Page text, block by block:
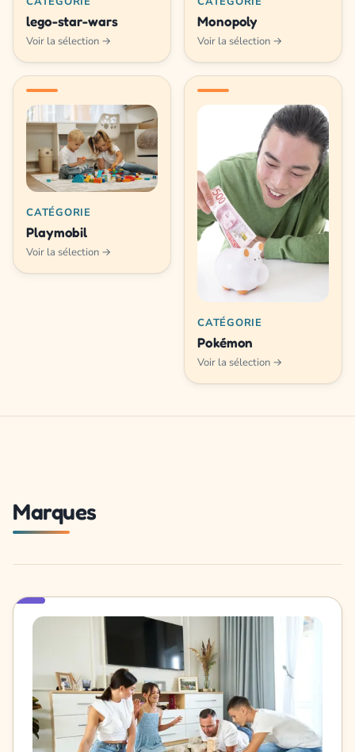
lego-star-wars
Voir la sélection →
Monopoly
Voir la sélection →
CATÉGORIE
Playmobil
Voir la sélection →
CATÉGORIE
Pokémon
Voir la sélection →
Marques